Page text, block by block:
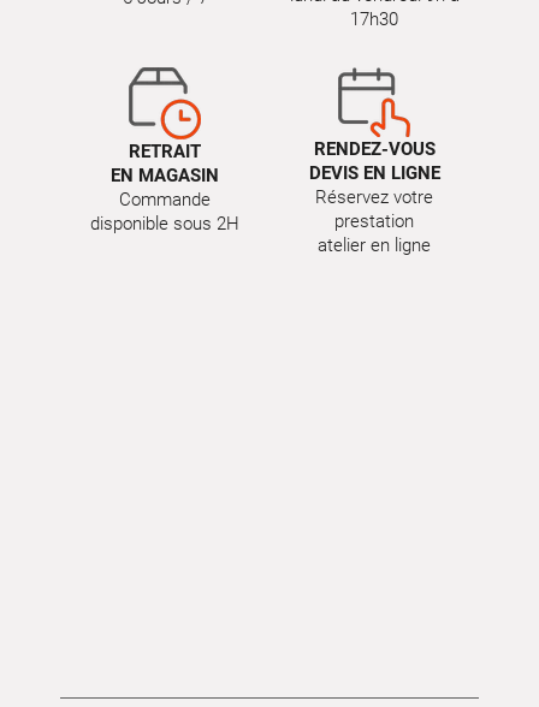
17h30
RETRAIT
EN MAGASIN
Commande
disponible sous 2H
RENDEZ-VOUS
DEVIS EN LIGNE
Réservez votre
prestation
atelier en ligne